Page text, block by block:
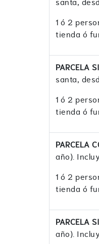
1 ó 2
tienda ó
PARCELA
santa,
1 ó 2
tienda ó
PARCELA
año).
1 ó 2
tienda ó
PARCELA
año).